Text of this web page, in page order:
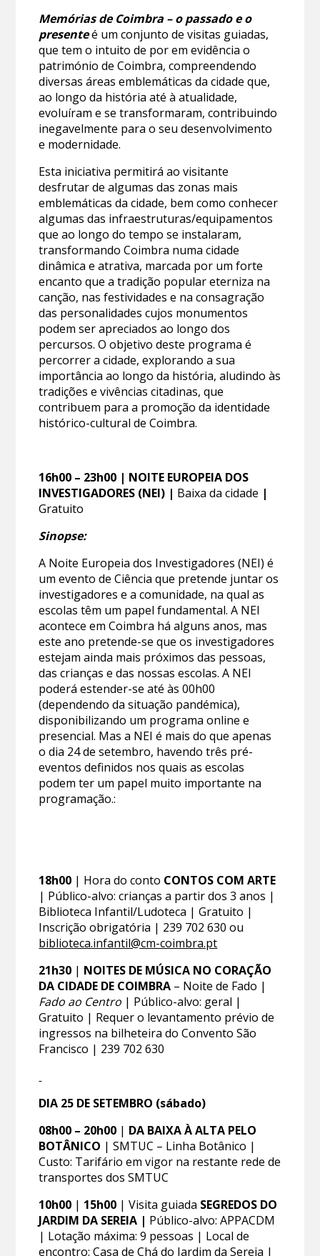
Memórias de Coimbra – o passado e o
presenteé um conjunto de visitas guiadas,
que tem o intuito de por em evidência o
património de Coimbra, compreendendo
diversas áreas emblemáticas da cidade que,
ao longo da história até à atualidade,
evoluíram e se transformaram, contribuindo
inegavelmente para o seu desenvolvimento
e modernidade.
Esta iniciativa permitirá ao visitante
desfrutar de algumas das zonas mais
emblemáticas da cidade, bem como conhecer
algumas das infraestruturas/equipamentos
que ao longo do tempo se instalaram,
transformando Coimbra numa cidade
dinâmica e atrativa, marcada por um forte
encanto que a tradição popular eterniza na
canção, nas festividades e na consagração
das personalidades cujos monumentos
podem ser apreciados ao longo dos
percursos. O objetivo deste programa é
percorrer a cidade, explorando a sua
importância ao longo da história, aludindo às
tradições e vivências citadinas, que
contribuem para a promoção da identidade
histórico-cultural de Coimbra.
16h00 – 23h00 | NOITE EUROPEIA DOS
INVESTIGADORES (NEI) | Baixa da cidade |
Gratuito
Sinopse:
A Noite Europeia dos Investigadores (NEI) é
um evento de Ciência que pretende juntar os
investigadores e a comunidade, na qual as
escolas têm um papel fundamental. A NEI
acontece em Coimbra há alguns anos, mas
este ano pretende-se que os investigadores
estejam ainda mais próximos das pessoas,
das crianças e das nossas escolas. A NEI
poderá estender-se até às 00h00
(dependendo da situação pandémica),
disponibilizando um programa online e
presencial. Mas a NEI é mais do que apenas
o dia 24 de setembro, havendo três pré-
eventos definidos nos quais as escolas
podem ter um papel muito importante na
programação.:
18h00 | Hora do conto CONTOS COM ARTE
| Público-alvo: crianças a partir dos 3 anos |
Biblioteca Infantil/Ludoteca | Gratuito |
Inscrição obrigatória | 239 702 630 ou
biblioteca.infantil@cm-coimbra.pt
21h30 | NOITES DE MÚSICA NO CORAÇÃO
DA CIDADE DE COIMBRA – Noite de Fado |
Fado ao Centro | Público-alvo: geral |
Gratuito | Requer o levantamento prévio de
ingressos na bilheteira do Convento São
Francisco | 239 702 630
DIA 25 DE SETEMBRO (sábado)
08h00 – 20h00 | DA BAIXA À ALTA PELO
BOTÂNICO | SMTUC – Linha Botânico |
Custo: Tarifário em vigor na restante rede de
transportes dos SMTUC
10h00 | 15h00 | Visita guiada SEGREDOS DO
JARDIM DA SEREIA | Público-alvo: APPACDM
| Lotação máxima: 9 pessoas | Local de
encontro: Casa de Chá do Jardim da Sereia |